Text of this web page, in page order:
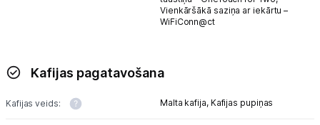
Vienkāršākā saziņa ar iekārtu –
WiFiConn@ct
Kafijas pagatavošana
Kafijas veids: Malta kafija, Kafijas pupiņas